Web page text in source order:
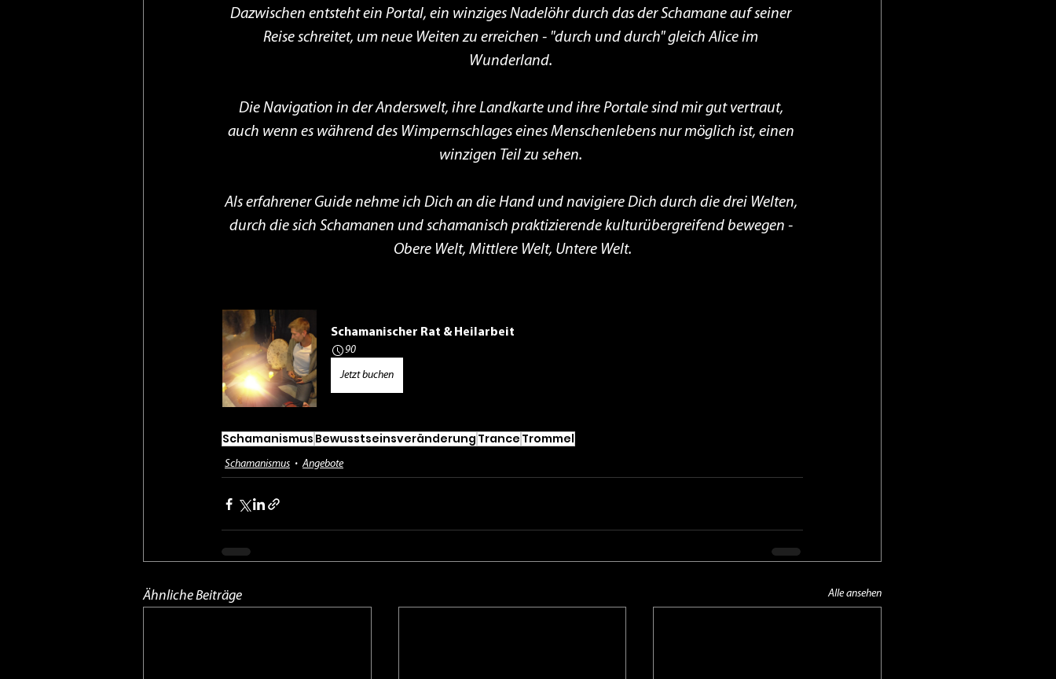
Dazwischen entsteht ein Portal, ein winziges Nadelöhr durch das der Schamane auf seiner
Reise schreitet, um neue Weiten zu erreichen - "durch und durch" gleich Alice im
Wunderland.
Die Navigation in der Anderswelt, ihre Landkarte und ihre Portale sind mir gut vertraut,
auch wenn es während des Wimpernschlages eines Menschenlebens nur möglich ist, einen
winzigen Teil zu sehen.
Als erfahrener Guide nehme ich Dich an die Hand und navigiere Dich durch die drei Welten,
durch die sich Schamanen und schamanisch praktizierende kulturübergreifend bewegen -
Obere Welt, Mittlere Welt, Untere Welt.
Schamanischer Rat & Heilarbeit
90
Jetzt buchen
Schamanismus Bewusstseinsveränderung Trance Trommel
Schamanismus Angebote
Ähnliche Beiträge Alle ansehen